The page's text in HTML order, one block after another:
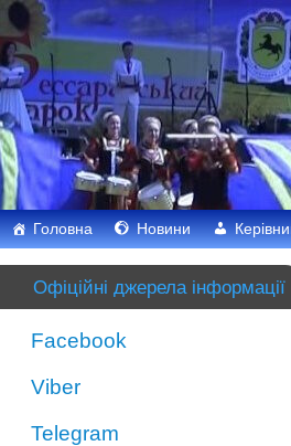
Головна Новини
Офіційні джерела інформації
Facebook
Viber
Telegram